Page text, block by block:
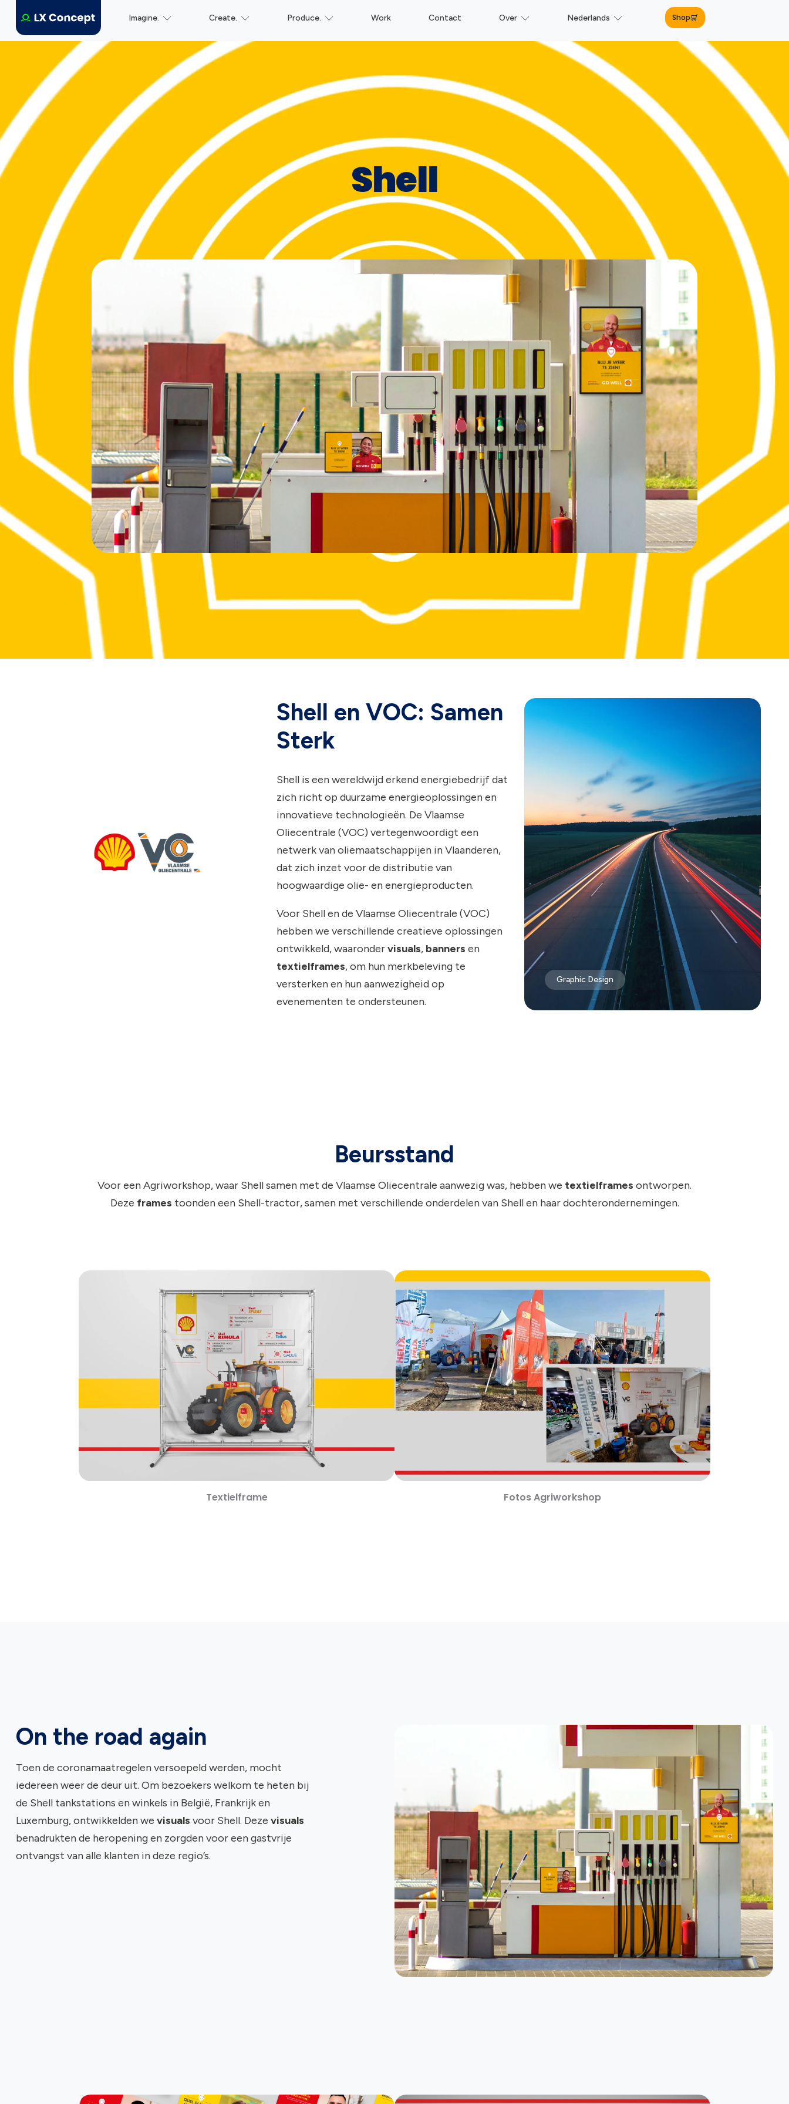
Shop
Imagine. Create. Produce. Work Contact Over Nederlands
Shell
Shell en VOC: Samen
Sterk
Shell is een wereldwijd erkend energiebedrijf dat
zich richt op duurzame energieoplossingen en
innovatieve technologieën. De Vlaamse
Oliecentrale (VOC) vertegenwoordigt een
netwerk van oliemaatschappijen in Vlaanderen,
dat zich inzet voor de distributie van
hoogwaardige olie- en energieproducten.
Voor Shell en de Vlaamse Oliecentrale (VOC)
hebben we verschillende creatieve oplossingen
ontwikkeld, waarondervisuals, banners en
textielframes, om hun merkbeleving te
versterken en hun aanwezigheid op
evenementen te ondersteunen.
Graphic Design
Beursstand
Voor een Agriworkshop, waar Shell samen met de Vlaamse Oliecentrale aanwezig was, hebben we textielframes ontworpen.
Deze frames toonden een Shell-tractor, samen met verschillende onderdelen van Shell en haar dochterondernemingen.
Textielframe Fotos Agriworkshop
On the road again
Toen de coronamaatregelen versoepeld werden, mocht
iedereen weer de deur uit. Om bezoekers welkom te heten bij
de Shell tankstations en winkels in België, Frankrijk en
Luxemburg, ontwikkelden we visuals voor Shell. Deze visuals
benadrukten de heropening en zorgden voor een gastvrije
ontvangst van alle klanten in deze regio’s.